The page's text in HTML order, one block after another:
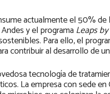
actualmente el 50%
y el programaLeaps
Para ello, el
contribuir al desarrollo de
tecnología de
La empresa con sede